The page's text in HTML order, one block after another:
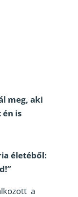
meg, aki
is
életéből:
a